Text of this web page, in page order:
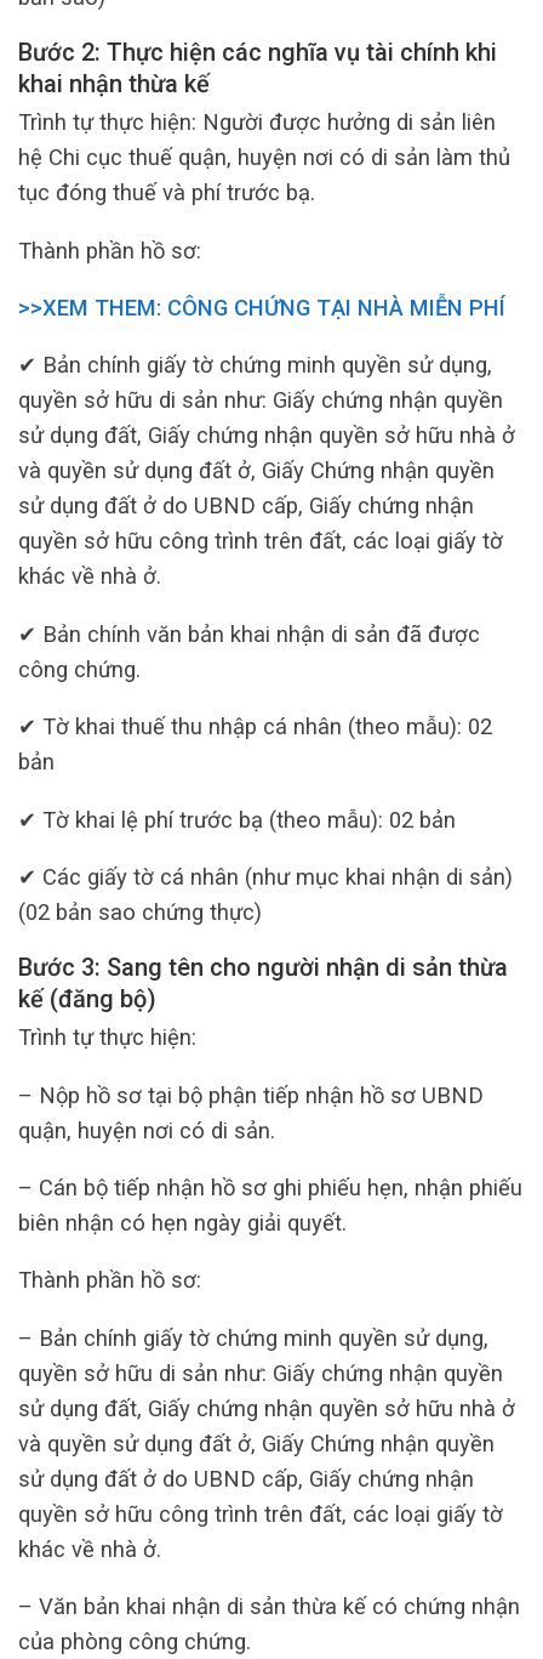
Bước 2: Thực hiện các nghĩa vụ tài chính khi
khai nhận thừa kế
Trình tự thực hiện: Người được hưởng di sản liên
hệ Chi cục thuế quận, huyện nơi có di sản làm thủ
tục đóng thuế và phí trước bạ.
Thành phần hồ sơ:
>>XEM THEM: CÔNG CHỨNG TẠI NHÀ MIỄN PHÍ
✔ Bản chính giấy tờ chứng minh quyền sử dụng,
quyền sở hữu di sản như: Giấy chứng nhận quyền
sử dụng đất, Giấy chứng nhận quyền sở hữu nhà ở
và quyền sử dụng đất ở, Giấy Chứng nhận quyền
sử dụng đất ở do UBND cấp, Giấy chứng nhận
quyền sở hữu công trình trên đất, các loại giấy tờ
khác về nhà ở.
✔ Bản chính văn bản khai nhận di sản đã được
công chứng.
✔ Tờ khai thuế thu nhập cá nhân (theo mẫu): 02
bản
✔ Tờ khai lệ phí trước bạ (theo mẫu): 02 bản
✔ Các giấy tờ cá nhân (như mục khai nhận di sản)
(02 bản sao chứng thực)
Bước 3: Sang tên cho người nhận di sản thừa
kế (đăng bộ)
Trình tự thực hiện:
– Nộp hồ sơ tại bộ phận tiếp nhận hồ sơ UBND
quận, huyện nơi có di sản.
– Cán bộ tiếp nhận hồ sơ ghi phiếu hẹn, nhận phiếu
biên nhận có hẹn ngày giải quyết.
Thành phần hồ sơ:
– Bản chính giấy tờ chứng minh quyền sử dụng,
quyền sở hữu di sản như: Giấy chứng nhận quyền
sử dụng đất, Giấy chứng nhận quyền sở hữu nhà ở
và quyền sử dụng đất ở, Giấy Chứng nhận quyền
sử dụng đất ở do UBND cấp, Giấy chứng nhận
quyền sở hữu công trình trên đất, các loại giấy tờ
khác về nhà ở.
– Văn bản khai nhận di sản thừa kế có chứng nhận
của phòng công chứng.